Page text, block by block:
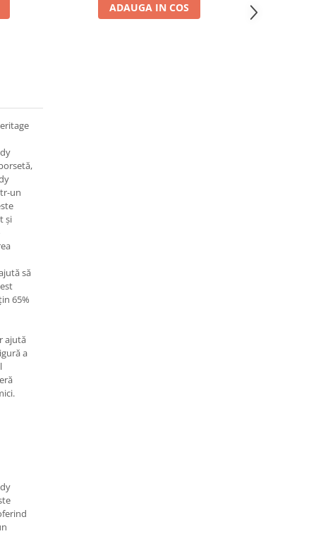
ADAUGA IN COS
un
și
să
65%
ajută
a